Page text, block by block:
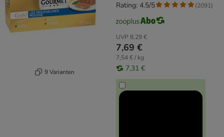
9 Varianten
UVP 8,29 €
7,69 €
7,54 € / kg
7,31 €
Rating: 4.5/5 (2091)